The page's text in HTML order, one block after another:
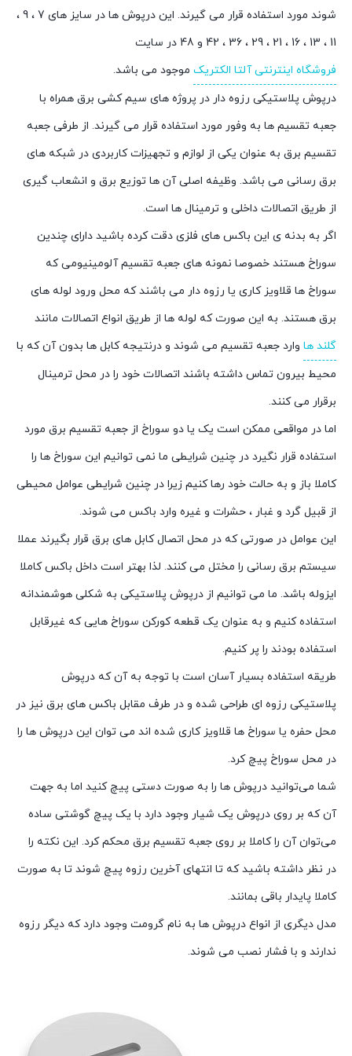
شوند مورد استفاده قرار می گیرند. این درپوش ها در سایز های 7 ، 9 ،
11 ، 13 ، 16 ، 21 ، 29 ، 36 ، 42 و 48 در سایت
فروشگاه اینترنتی آلتا الکتریک موجود می باشد.
درپوش پلاستیکی رزوه دار در پروژه های سیم کشی برق همراه با
جعبه تقسیم ها به وفور مورد استفاده قرار می گیرند. از طرفی جعبه
تقسیم برق به عنوان یکی از لوازم و تجهیزات کاربردی در شبکه های
برق رسانی می باشد. وظیفه اصلی آن ها توزیع برق و انشعاب گیری
از طریق اتصالات داخلی و ترمینال ها است.
اگر به بدنه ی این باکس های فلزی دقت کرده باشید دارای چندین
سوراخ هستند خصوصا نمونه های جعبه تقسیم آلومینیومی که
سوراخ ها قلاویز کاری یا رزوه دار می باشند که محل ورود لوله های
برق هستند. به این صورت که لوله ها از طریق انواع اتصالات مانند
گلند ها وارد جعبه تقسیم می شوند و درنتیجه کابل ها بدون آن که با
محیط بیرون تماس داشته باشند اتصالات خود را در محل ترمینال
برقرار می کنند.
اما در مواقعی ممکن است یک یا دو سوراخ از جعبه تقسیم برق مورد
استفاده قرار نگیرد در چنین شرایطی ما نمی توانیم این سوراخ ها را
کاملا باز و به حالت خود رها کنیم زیرا در چنین شرایطی عوامل محیطی
از قبیل گرد و غبار ، حشرات و غیره وارد باکس می شوند.
این عوامل در صورتی که در محل اتصال کابل های برق قرار بگیرند عملا
سیستم برق رسانی را مختل می کنند. لذا بهتر است داخل باکس کاملا
ایزوله باشد. ما می توانیم از درپوش پلاستیکی به شکلی هوشمندانه
استفاده کنیم و به عنوان یک قطعه کورکن سوراخ هایی که غیرقابل
استفاده بودند را پر کنیم.
طریقه استفاده بسیار آسان است با توجه به آن که درپوش
پلاستیکی رزوه ای طراحی شده و در طرف مقابل باکس های برق نیز در
محل حفره یا سوراخ ها قلاویز کاری شده اند می توان این درپوش ها را
در محل سوراخ پیچ کرد.
شما می‌توانید درپوش ها را به صورت دستی پیچ کنید اما به جهت
آن که بر روی درپوش یک شیار وجود دارد با یک پیچ گوشتی ساده
می‌توان آن را کاملا بر روی جعبه تقسیم برق محکم کرد. این نکته را
در نظر داشته باشید که تا انتهای آخرین رزوه پیچ شوند تا به صورت
کاملا پایدار باقی بمانند.
مدل دیگری از انواع درپوش ها به نام گرومت وجود دارد که دیگر رزوه
ندارند و با فشار نصب می شوند.